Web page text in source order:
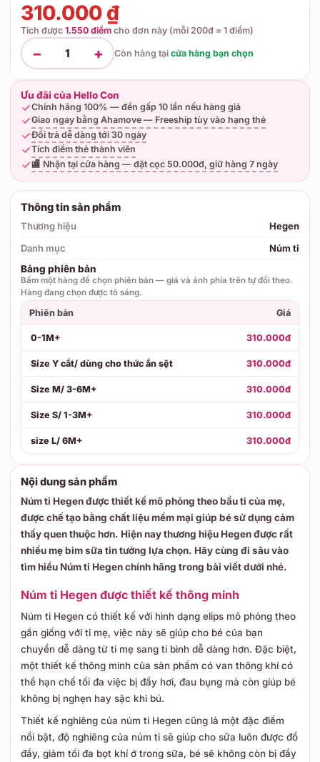
310.000 ₫
Tích được 1.550 điểm cho đơn này (mỗi 200đ = 1 điểm)
− 1 + Còn hàng tại cửa hàng bạn chọn
Ưu đãi của Hello Con
Chính hãng 100% — đền gấp 10 lần nếu hàng giả
Giao ngay bằng Ahamove — Freeship tùy vào hạng thẻ
Đổi trả dễ dàng tới 30 ngày
Tích điểm thẻ thành viên
🏬 Nhận tại cửa hàng — đặt cọc 50.000đ, giữ hàng 7 ngày
Thông tin sản phẩm
Thương hiệu
Hegen
Danh mục
Núm ti
Bảng phiên bản
Bấm một hàng để chọn phiên bản — giá và ảnh phía trên tự đổi theo.
Hàng đang chọn được tô sáng.
Phiên bản Giá
0-1M+ 310.000đ
Size Y cắt/ dùng cho thức ắn sệt 310.000đ
Size M/ 3-6M+ 310.000đ
Size S/ 1-3M+ 310.000đ
size L/ 6M+ 310.000đ
Nội dung sản phẩm
Núm ti Hegen được thiết kế mô phỏng theo bầu ti của mẹ,
được chế tạo bằng chất liệu mềm mại giúp bé sử dụng cảm
thấy quen thuộc hơn. Hiện nay thương hiệu Hegen được rất
nhiều mẹ bỉm sữa tin tưởng lựa chọn. Hãy cùng đi sâu vào
tìm hiểu Núm ti Hegen chính hãng trong bài viết dưới nhé.
Núm ti Hegen được thiết kế thông minh
Núm ti Hegen có thiết kế với hình dạng elips mô phỏng theo
gần giống với ti mẹ, việc này sẽ giúp cho bé của bạn
chuyển dễ dàng từ ti mẹ sang ti bình dễ dàng hơn. Đặc biệt,
một thiết kế thông minh của sản phẩm có van thông khí có
thể hạn chế tối đa việc bị đầy hơi, đau bụng mà còn giúp bé
không bị nghẹn hay sặc khi bú.
Thiết kế nghiêng của núm ti Hegen cũng là một đặc điểm
nổi bật, độ nghiêng của núm ti sẽ giúp cho sữa luôn được đổ
đầy, giảm tối đa bọt khí ở trong sữa, bé sẽ không còn bị đầy